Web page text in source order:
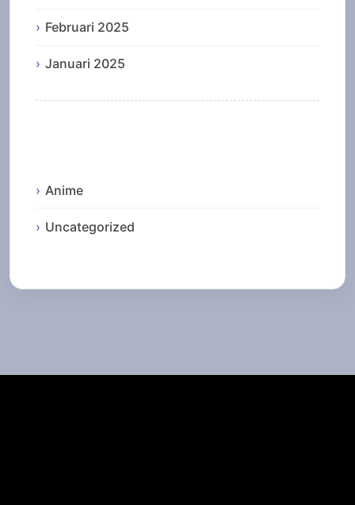
Februari 2025
Januari 2025
Anime
Uncategorized